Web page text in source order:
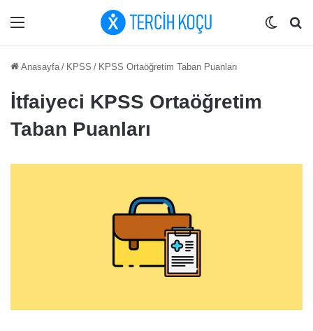
Menü Dış
Anasayfa / KPSS / KPSS Ortaöğretim Taban Puanları
İtfaiyeci KPSS Ortaöğretim
Taban Puanları